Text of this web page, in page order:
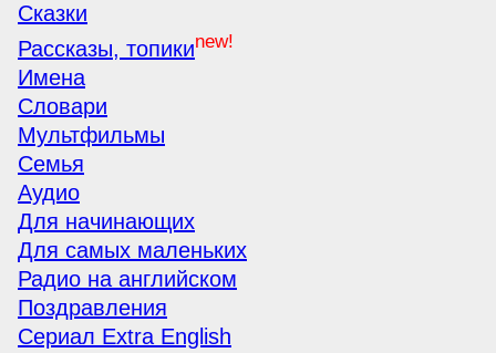
Сказки
Рассказы, топикиnew!
Имена
Словари
Мультфильмы
Семья
Аудио
Для начинающих
Для самых маленьких
Радио на английском
Поздравления
Сериал Extra English